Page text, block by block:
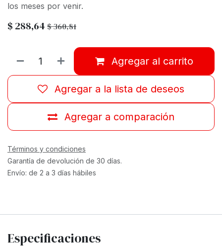
los meses por venir.
$ 288,64 $360,81
Agregar al carrito
Agregar a comparación
Agregar a la lista de deseos
Términos y condiciones
Garantía de devolución de 30 días.
Envío: de 2 a 3 días hábiles
Especificaciones